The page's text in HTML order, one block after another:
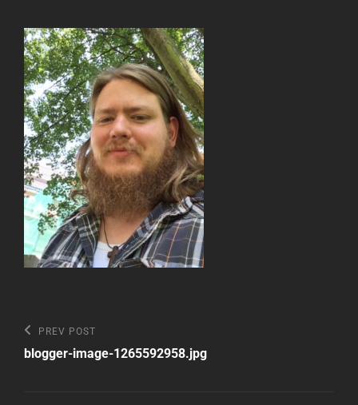
Beitragsnavigation
Previous
Post
PREV POST
blogger-image-1265592958.jpg